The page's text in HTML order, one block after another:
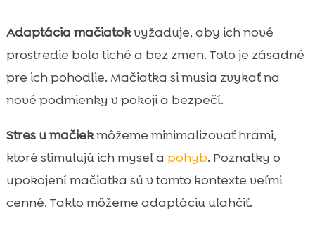
Adaptácia mačiatokvyžaduje, aby ich nové
prostredie bolo tiché a bez zmen. Toto je zásadné
pre ich pohodlie. Mačiatka si musia zvykať na
nové podmienky v pokoji a bezpečí.
Stres u mačiekmôžeme minimalizovať hrami,
ktoré stimulujú ich myseľ a pohyb. Poznatky o
upokojení mačiatka sú v tomto kontexte veľmi
cenné. Takto môžeme adaptáciu uľahčiť.